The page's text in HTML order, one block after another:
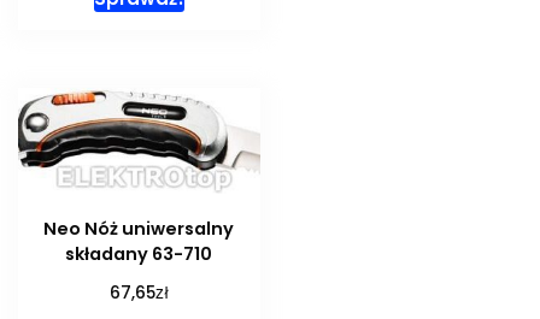
Neo Nóż uniwersalny
składany 63-710
67,65zł